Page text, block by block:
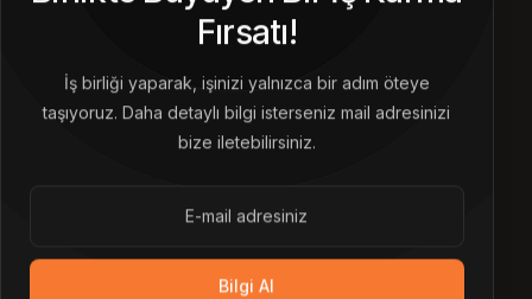
Fırsatı!
İş birliği yaparak, işinizi yalnızca bir adım öteye
taşıyoruz. Daha detaylı bilgi isterseniz mail adresinizi
bize iletebilirsiniz.
Bilgi Al